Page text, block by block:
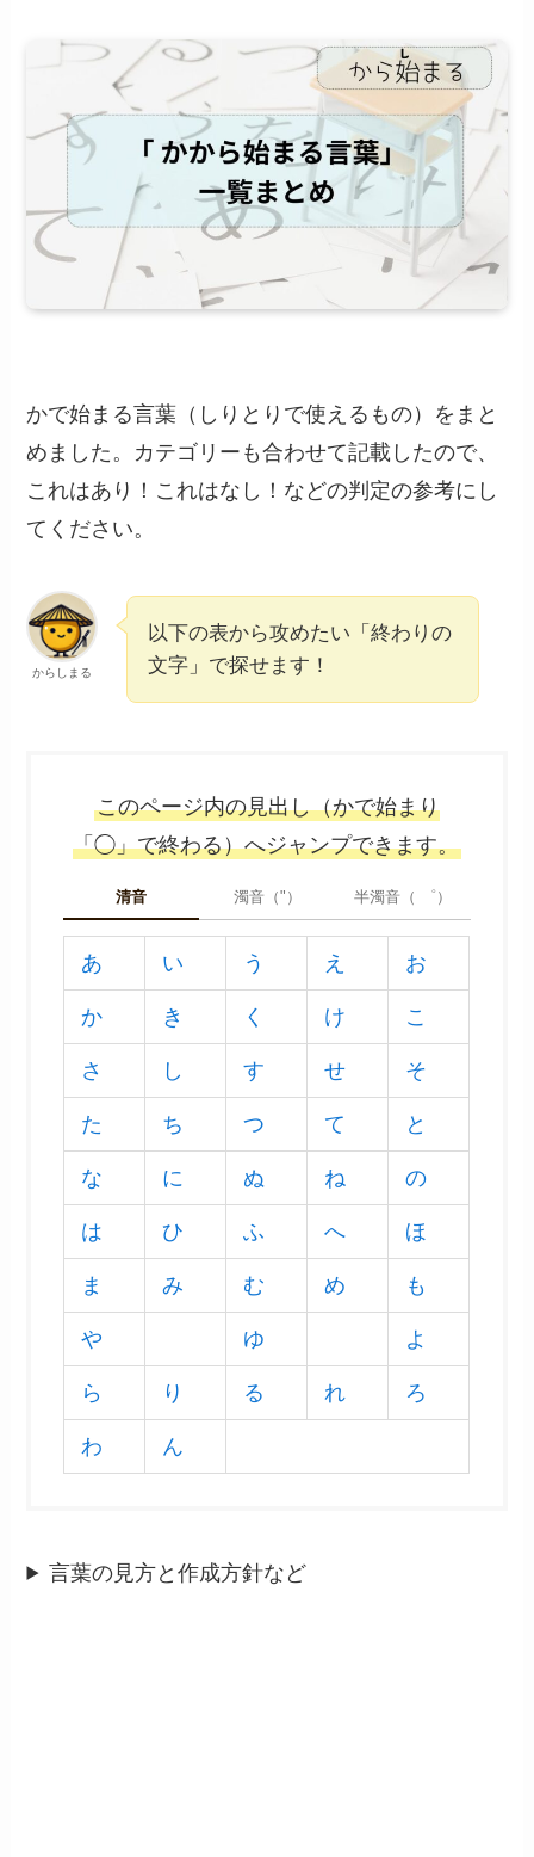
かで始まる言葉（しりとりで使えるもの）をまと
めました。カテゴリーも合わせて記載したので、
これはあり！これはなし！などの判定の参考にし
てください。
からしまる
以下の表から攻めたい「終わりの
文字」で探せます！
このページ内の見出し（かで始まり
「◯」で終わる）へジャンプできます。
清音 濁音（"） 半濁音（ ゜）
あ い う え お
か き く け こ
さ し す せ そ
た ち つ て と
な に ぬ ね の
は ひ ふ へ ほ
ま み む め も
や ゆ よ
ら り る れ ろ
わ ん
言葉の見方と作成方針など